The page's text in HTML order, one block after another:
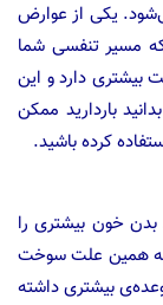
یکی از عوارض
مسیر تنفسی شما
دارد و این
باردارید ممکن
کرده باشید.
بدن خون بیشتری را
به همین علت سوخت
بیشتری داشته